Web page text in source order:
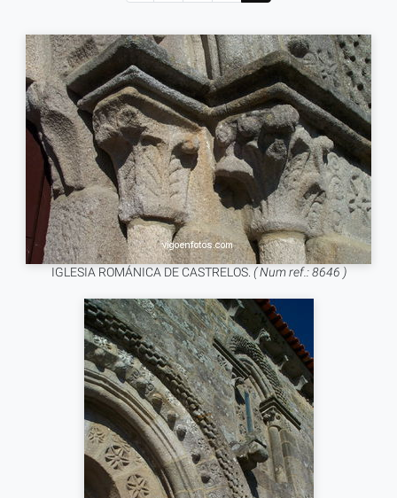
IGLESIA ROMÁNICA DE CASTRELOS. ( Num ref.: 8646 )